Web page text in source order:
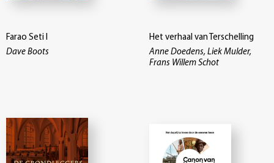
Farao Seti I
Dave Boots
Het verhaal van Terschelling
Anne Doedens, Liek Mulder,
Frans Willem Schot